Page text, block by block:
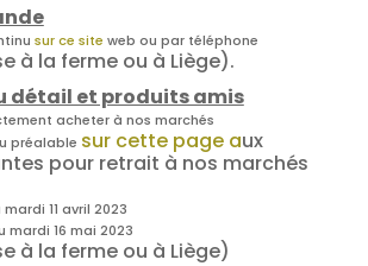
sur ce site web ou par téléphone
à la ferme ou à Liège).
détail et produits amis
acheter à nos marchés
préalable sur cette page aux
pour retrait à nos marchés
11 avril 2023
mardi 16 mai 2023
à la ferme ou à Liège)